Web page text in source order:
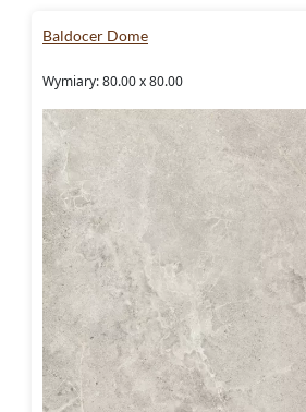
Baldocer Dome
Wymiary: 80.00 x 80.00